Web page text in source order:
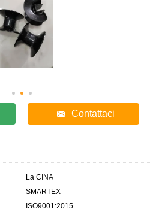
Contattaci
La CINA
SMARTEX
ISO9001:2015